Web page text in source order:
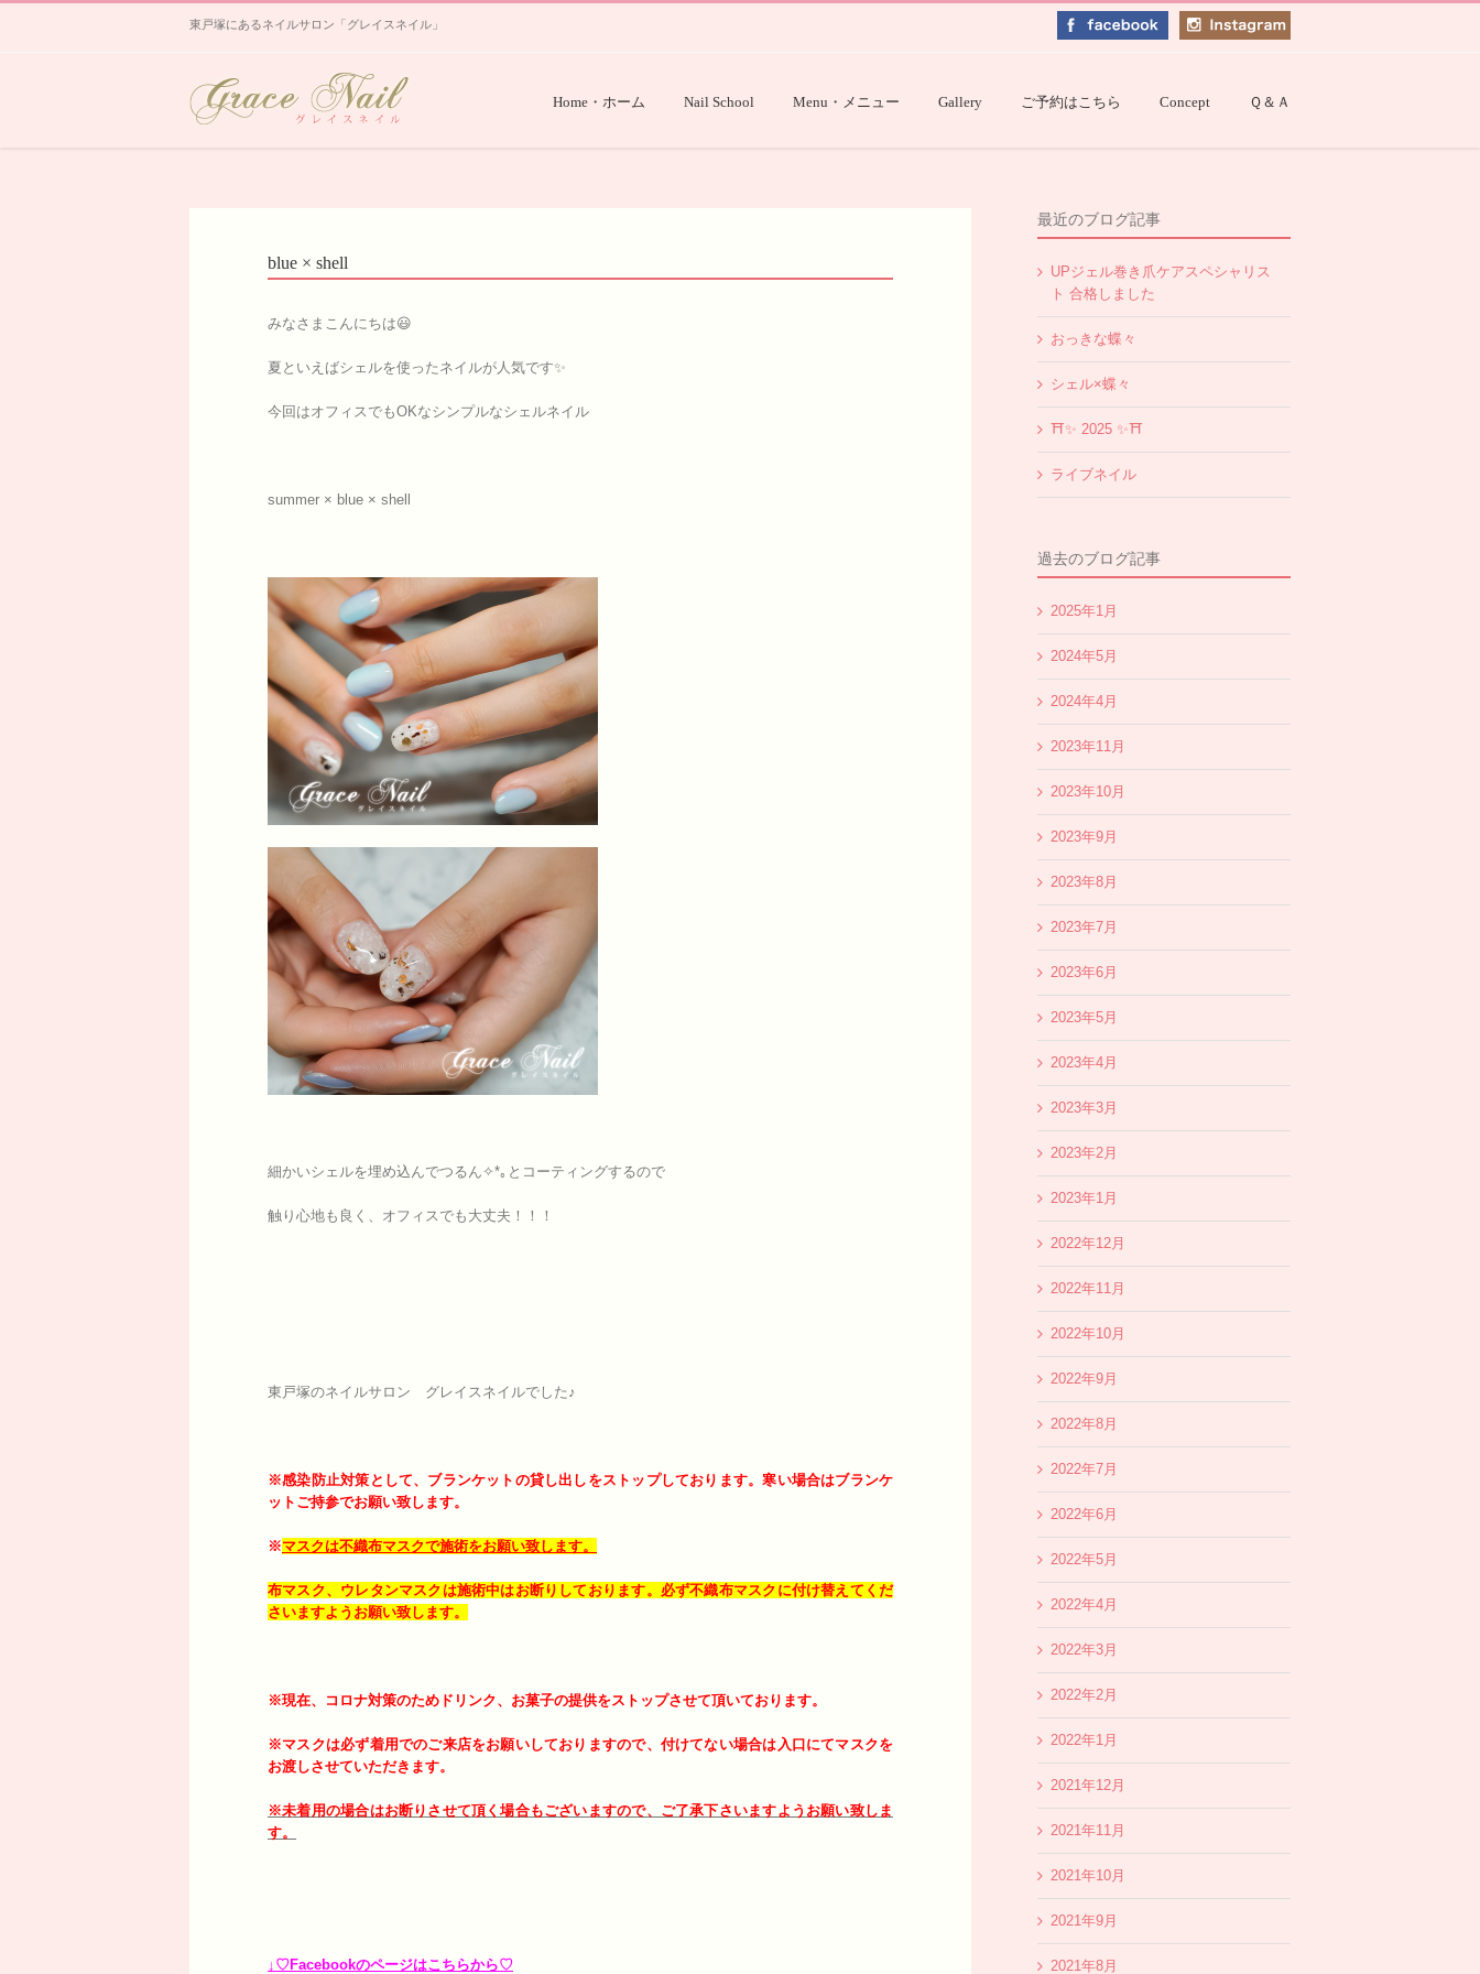
東戸塚にあるネイルサロン「グレイスネイル」
Home・ホーム Nail School Menu・メニュー Gallery ご予約はこちら Concept Ｑ＆Ａ
blue × shell
みなさまこんにちは😃
夏といえばシェルを使ったネイルが人気です✨
今回はオフィスでもOKなシンプルなシェルネイル
summer × blue × shell
細かいシェルを埋め込んでつるん✧*｡とコーティングするので
触り心地も良く、オフィスでも大丈夫！！！
東戸塚のネイルサロン グレイスネイルでした♪
※感染防止対策として、ブランケットの貸し出しをストップしております。寒い場合はブランケ
ットご持参でお願い致します。
※マスクは不織布マスクで施術をお願い致します。
布マスク、ウレタンマスクは施術中はお断りしております。必ず不織布マスクに付け替えてくだ
さいますようお願い致します。
※現在、コロナ対策のためドリンク、お菓子の提供をストップさせて頂いております。
※マスクは必ず着用でのご来店をお願いしておりますので、付けてない場合は入口にてマスクを
お渡しさせていただきます。
※未着用の場合はお断りさせて頂く場合もございますので、ご了承下さいますようお願い致しま
す。
↓♡Facebookのページはこちらから♡
最近のブログ記事
UPジェル巻き爪ケアスペシャリス
ト 合格しました
おっきな蝶々
シェル×蝶々
⛩✨️ 2025 ✨️⛩
ライブネイル
過去のブログ記事
2025年1月
2024年5月
2024年4月
2023年11月
2023年10月
2023年9月
2023年8月
2023年7月
2023年6月
2023年5月
2023年4月
2023年3月
2023年2月
2023年1月
2022年12月
2022年11月
2022年10月
2022年9月
2022年8月
2022年7月
2022年6月
2022年5月
2022年4月
2022年3月
2022年2月
2022年1月
2021年12月
2021年11月
2021年10月
2021年9月
2021年8月